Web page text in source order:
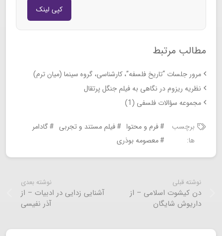
کپی لینک
مطالب مرتبط
مرور جلسات “تاریخ فلسفه”، کارشناسی، گروه سینما (میان ترم)
نظریه ریزوم در نگاهی به فیلم جنگل پرتقال
مجموعه سؤالات فلسفی (1)
برچسب
ها:
فرم و محتوا فیلم مستند و تجربی
گادامر
معصومه بوذری
نوشته قبلی
دن کیشوت اسلامی – از
داریوش شایگان
نوشته بعدی
آشنایی زدایی در ادبیات – از
آذر نفیسی